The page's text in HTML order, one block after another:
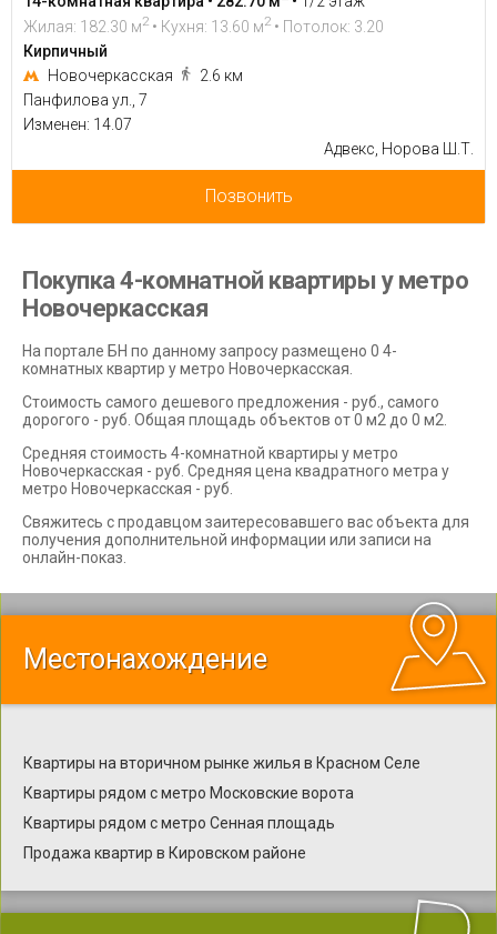
Жилая: 182.30 м2 • Кухня: 13.60 м2 • Потолок: 3.20
Кирпичный
Новочеркасская
2.6 км
Панфилова ул., 7
Изменен: 14.07
Адвекс, Норова Ш.Т.
Позвонить
Покупка 4-комнатной квартиры у метро
Новочеркасская
На портале БН по данному запросу размещено 0 4-
комнатных квартир у метро Новочеркасская.
Стоимость самого дешевого предложения - руб., самого
дорогого - руб. Общая площадь объектов от 0 м2 до 0 м2.
Средняя стоимость 4-комнатной квартиры у метро
Новочеркасская - руб. Средняя цена квадратного метра у
метро Новочеркасская - руб.
Свяжитесь с продавцом заитересовавшего вас объекта для
получения дополнительной информации или записи на
онлайн-показ.
Местонахождение
Квартиры на вторичном рынке жилья в Красном Селе
Квартиры рядом с метро Московские ворота
Квартиры рядом с метро Сенная площадь
Продажа квартир в Кировском районе